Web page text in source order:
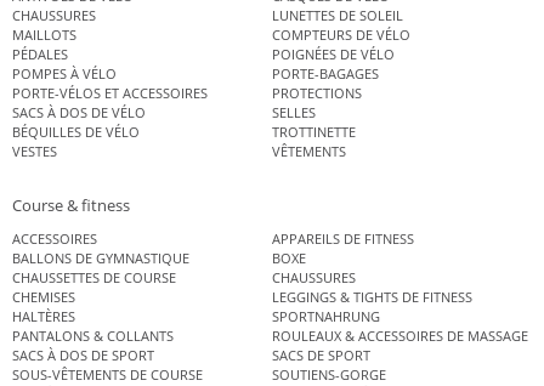
CHAUSSURES
LUNETTES DE SOLEIL
MAILLOTS
COMPTEURS DE VÉLO
PÉDALES
POIGNÉES DE VÉLO
POMPES À VÉLO
PORTE-BAGAGES
PORTE-VÉLOS ET ACCESSOIRES
PROTECTIONS
SACS À DOS DE VÉLO
SELLES
BÉQUILLES DE VÉLO
TROTTINETTE
VESTES
VÊTEMENTS
Course & fitness
ACCESSOIRES
APPAREILS DE FITNESS
BALLONS DE GYMNASTIQUE
BOXE
CHAUSSETTES DE COURSE
CHAUSSURES
CHEMISES
LEGGINGS & TIGHTS DE FITNESS
HALTÈRES
SPORTNAHRUNG
PANTALONS & COLLANTS
ROULEAUX & ACCESSOIRES DE MASSAGE
SACS À DOS DE SPORT
SACS DE SPORT
SOUS-VÊTEMENTS DE COURSE
SOUTIENS-GORGE